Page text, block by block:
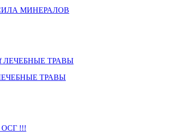
СИЛА МИНЕРАЛОВ
ЛЕЧЕБНЫЕ ТРАВЫ